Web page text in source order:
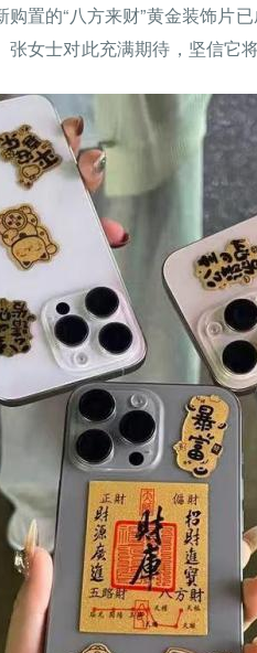
置的“八方来财”黄金装饰片
女士对此充满期待，坚信它